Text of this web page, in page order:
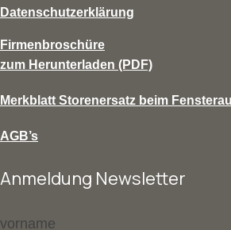
Datenschutzerklärung
Firmenbroschüre
zum Herunterladen (PDF)
Merkblatt Storenersatz beim
AGB’s
Anmeldung Newsletter
vorname